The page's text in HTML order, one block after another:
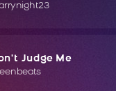
Judge Me